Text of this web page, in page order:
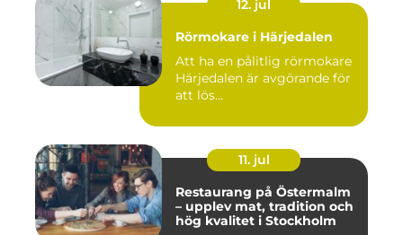
12. jul
Rörmokare i Härjedalen
Att ha en pålitlig rörmokare
Härjedalen är avgörande för
att lös...
11. jul
Restaurang på Östermalm
– upplev mat, tradition och
hög kvalitet i Stockholm